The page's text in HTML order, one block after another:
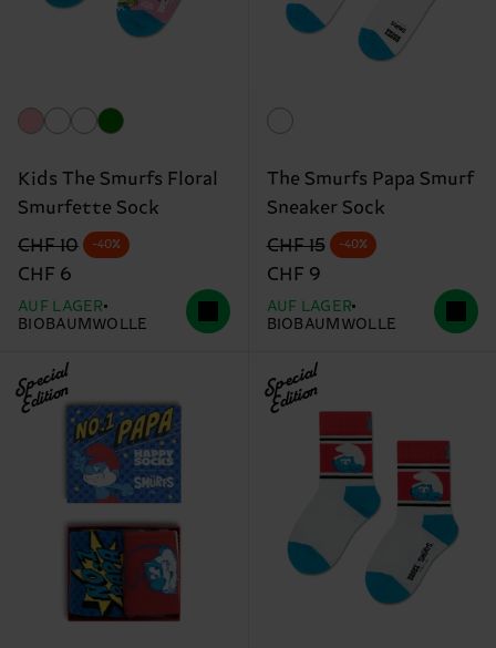
Kids The Smurfs Floral
Smurfette Sock
Originalpreis
CHF 10
Reduzierter Preis
CHF 6
-40%
AUF LAGER
BIOBAUMWOLLE
The Smurfs Papa Smurf
Sneaker Sock
Originalpreis
CHF 15
Reduzierter Preis
CHF 9
-40%
AUF LAGER
BIOBAUMWOLLE
Special
Edition Special
Edition